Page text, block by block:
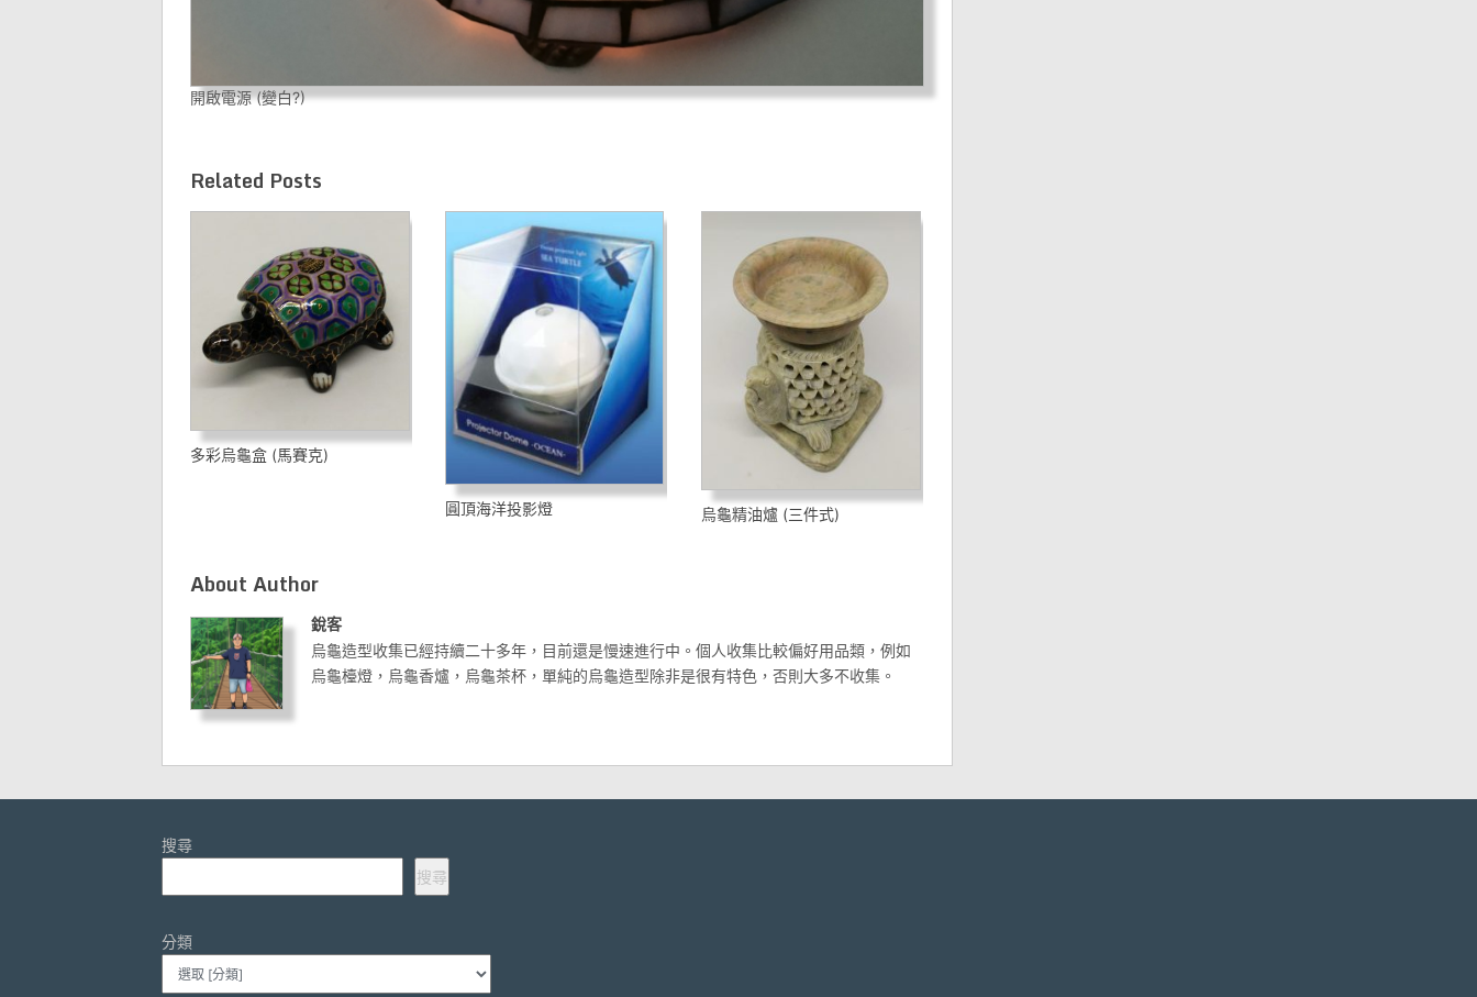
開啟電源 (變白?)
Related Posts
多彩烏龜盒 (馬賽克)
圓頂海洋投影燈 烏龜精油爐 (三件式)
About Author
銳客
烏龜造型收集已經持續二十多年，目前還是慢速進行中。個人收集比較偏好用品類，例如
烏龜檯燈，烏龜香爐，烏龜茶杯，單純的烏龜造型除非是很有特色，否則大多不收集。
搜尋
搜尋
分類